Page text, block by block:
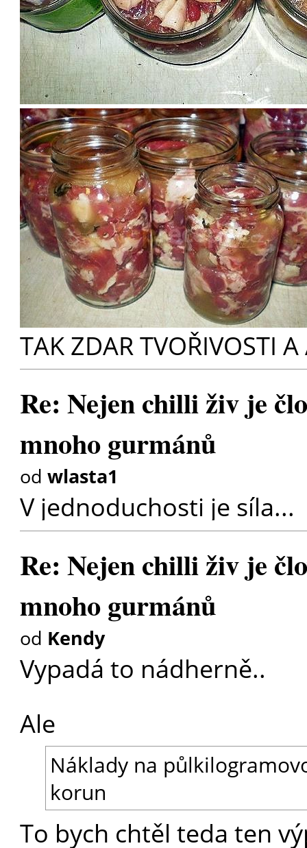
TAK ZDAR TVOŘIVOSTI
Re: Nejen chilli živ je
mnoho gurmánů
odwlasta1
V jednoduchosti je síla...
Re: Nejen chilli živ je
mnoho gurmánů
od Kendy
Vypadá to nádherně..
Ale
Náklady na
korun
To bych chtěl teda ten